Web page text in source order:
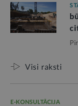
Visi raksti
E-KONSULTĀCIJA